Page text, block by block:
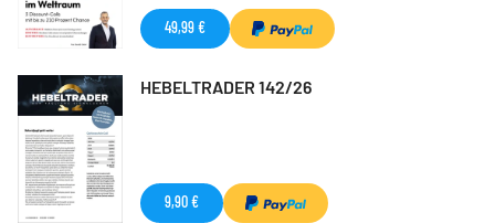
49,99 €
HEBELTRADER 142/26
9,90 €